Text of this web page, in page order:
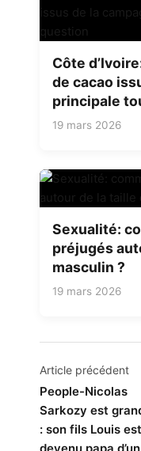
Côte
de cacao
principale
19 mars 2026
Sexualité:
préjugés
masculin ?
19 mars 2026
Navigation
de
l’article
Article précédent
People-Nicolas
Sarkozy est
: son fils Louis est